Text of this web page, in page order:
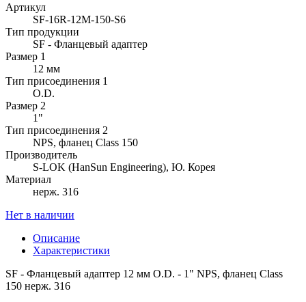
Артикул
SF-16R-12M-150-S6
Тип продукции
SF - Фланцевый адаптер
Размер 1
12 мм
Тип присоединения 1
O.D.
Размер 2
1"
Тип присоединения 2
NPS, фланец Class 150
Производитель
S-LOK (HanSun Engineering), Ю. Корея
Материал
нерж. 316
Нет в наличии
Описание
Характеристики
SF - Фланцевый адаптер 12 мм O.D. - 1" NPS, фланец Class
150 нерж. 316